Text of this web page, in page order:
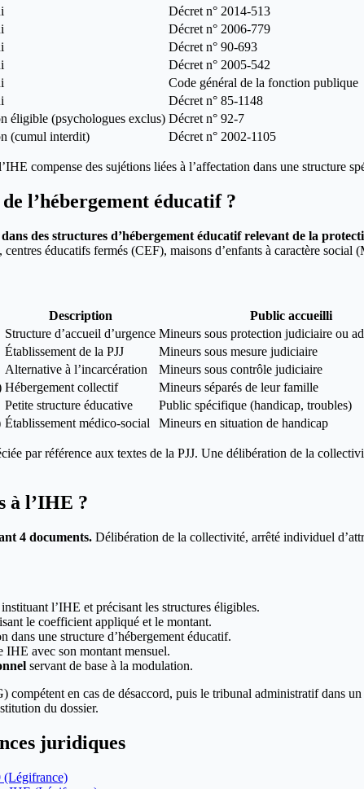
Décret n° 2014-513
Décret n° 2006-779
Décret n° 90-693
Décret n° 2005-542
Code général de la fonction publique
Décret n° 85-1148
éligible (psychologues exclus) Décret n° 92-7
(cumul interdit) Décret n° 2002-1105
compense des sujétions liées à l’affectation dans une structure
l’hébergement éducatif ?
des structures d’hébergement éducatif relevant de la
éducatifs fermés (CEF), maisons d’enfants à caractère
Description
Public accueilli
Structure d’accueil d’urgence Mineurs sous protection judiciaire ou
Établissement de la PJJ
Mineurs sous mesure judiciaire
Alternative à l’incarcération
Mineurs sous contrôle judiciaire
Hébergement collectif
Mineurs séparés de leur famille
Petite structure éducative
Public spécifique (handicap, troubles)
Établissement médico-social Mineurs en situation de handicap
par référence aux textes de la PJJ. Une délibération de la
à l’IHE ?
4 documents. Délibération de la collectivité, arrêté individuel
instituant l’IHE et précisant les structures éligibles.
le coefficient appliqué et le montant.
dans une structure d’hébergement éducatif.
IHE avec son montant mensuel.
servant de base à la modulation.
compétent en cas de désaccord, puis le tribunal administratif
du dossier.
juridiques
(Légifrance)